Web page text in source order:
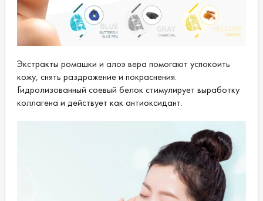
Экстракты ромашки и алоэ вера помогают успокоить
кожу, снять раздражение и покраснения.
Гидролизованный соевый белок стимулирует выработку
коллагена и действует как антиоксидант.